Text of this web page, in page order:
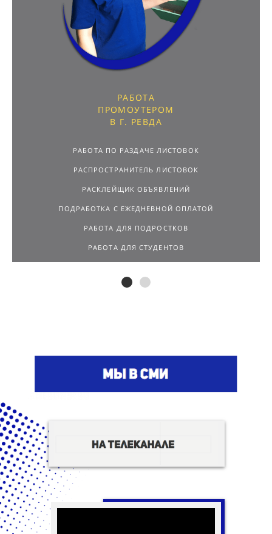
РАБОТА
ПРОМОУТЕРОМ
В Г. РЕВДА
РАБОТА ПО РАЗДАЧЕ ЛИСТОВОК
РАСПРОСТРАНИТЕЛЬ ЛИСТОВОК
РАСКЛЕЙЩИК ОБЪЯВЛЕНИЙ
ПОДРАБОТКА С ЕЖЕДНЕВНОЙ ОПЛАТОЙ
РАБОТА ДЛЯ ПОДРОСТКОВ
РАБОТА ДЛЯ СТУДЕНТОВ